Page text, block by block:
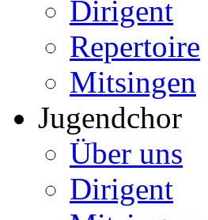
Dirigent
Repertoire
Mitsingen
Jugendchor
Über uns
Dirigent